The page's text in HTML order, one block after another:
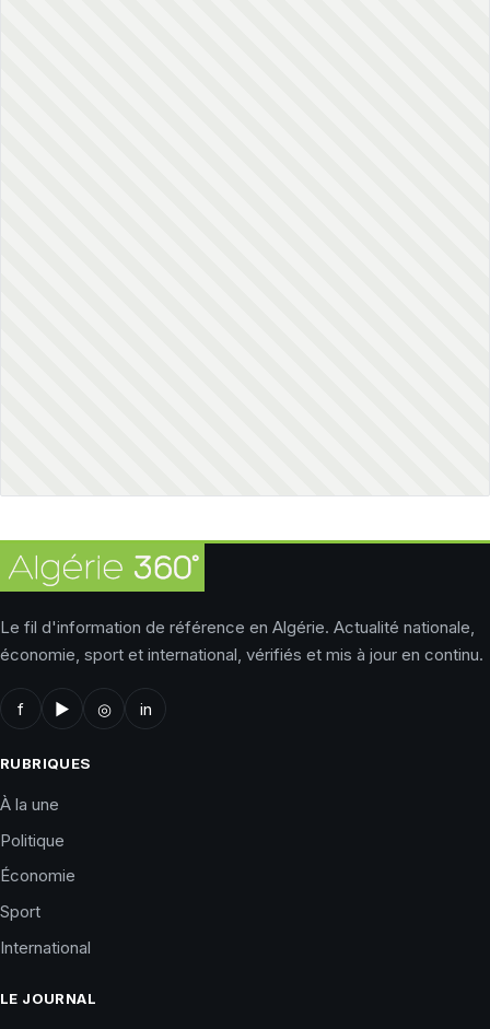
Le fil d'information de référence en Algérie. Actualité nationale,
économie, sport et international, vérifiés et mis à jour en continu.
f ▶ ◎ in
RUBRIQUES
À la une
Politique
Économie
Sport
International
LE JOURNAL